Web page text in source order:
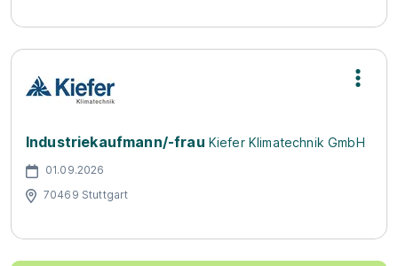
Industriekaufmann/-frau Kiefer Klimatechnik GmbH
01.09.2026
70469 Stuttgart